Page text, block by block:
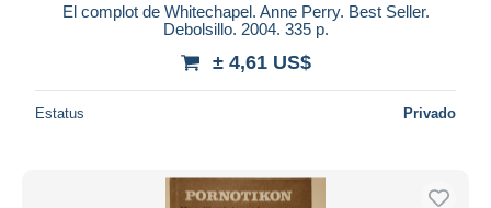
El complot de Whitechapel. Anne Perry. Best Seller.
Debolsillo. 2004. 335 p.
± 4,61 US$
Estatus Privado